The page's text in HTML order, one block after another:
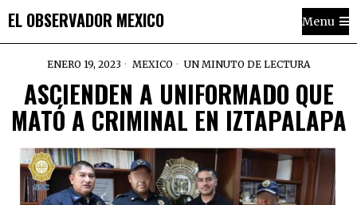
EL OBSERVADOR MEXICO Menu
ENERO 19, 2023 MEXICO UN MINUTO DE LECTURA
ASCIENDEN A UNIFORMADO QUE
MATÓ A CRIMINAL EN IZTAPALAPA